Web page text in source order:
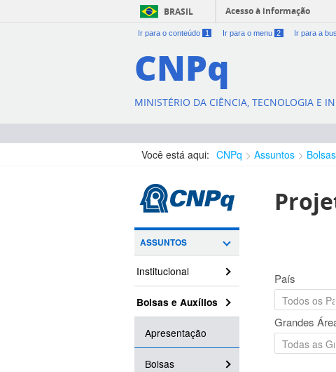
BRASIL Acesso à informação
Ir para o conteúdo 1 Ir para o menu 2 Ir para a
CNPq
MINISTÉRIO DA CIÊNCIA, TECNOLOGIA E
Você está aqui: CNPq Assuntos
ASSUNTOS
Institucional
Bolsas e Auxílios
Apresentação
Bolsas
País
Grandes